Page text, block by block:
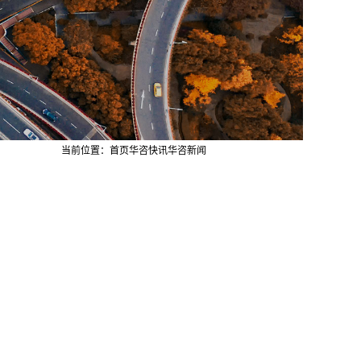
当前位置： 首页华咨快讯华咨新闻